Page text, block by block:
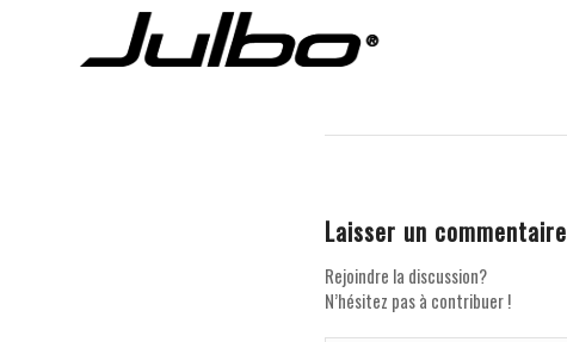
Laisser un commentaire
Rejoindre la discussion?
N’hésitez pas à contribuer !